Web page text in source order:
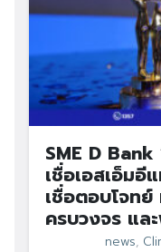
SME D
เชื่อเอสเอ็ม
เชื่อตอบโจท
ครบวงจร แล
news,